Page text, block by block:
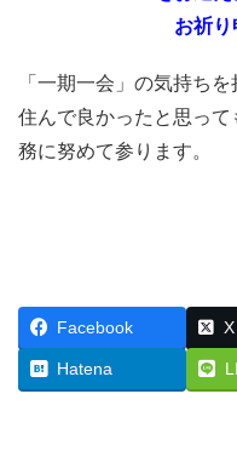
お祈り
「一期一会」の気持ち
住んで良かったと思っ
務に努めて参ります。
Facebook X
Hatena